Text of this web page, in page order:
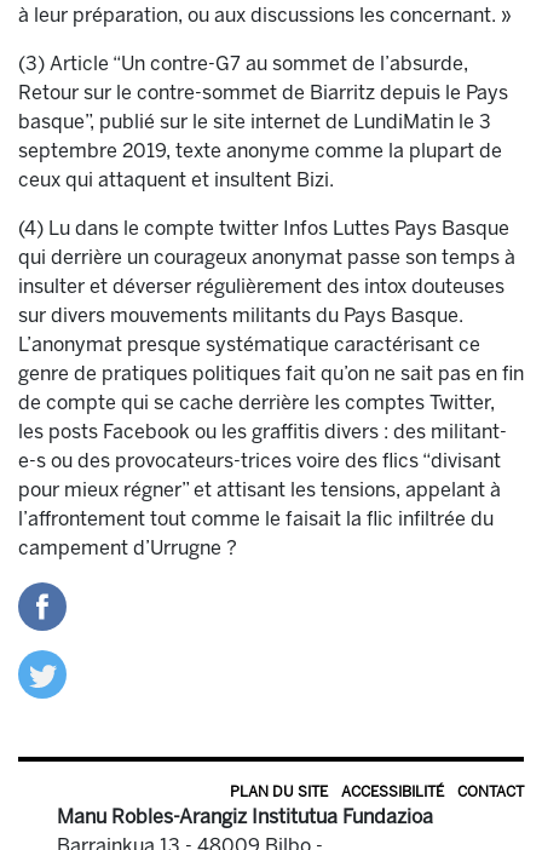
à leur préparation, ou aux discussions les concernant. »
(3) Article “Un contre-G7 au sommet de l’absurde,
Retour sur le contre-sommet de Biarritz depuis le Pays
basque”, publié sur le site internet de LundiMatin le 3
septembre 2019, texte anonyme comme la plupart de
ceux qui attaquent et insultent Bizi.
(4) Lu dans le compte twitter Infos Luttes Pays Basque
qui derrière un courageux anonymat passe son temps à
insulter et déverser régulièrement des intox douteuses
sur divers mouvements militants du Pays Basque.
L’anonymat presque systématique caractérisant ce
genre de pratiques politiques fait qu’on ne sait pas en fin
de compte qui se cache derrière les comptes Twitter,
les posts Facebook ou les graffitis divers : des militant-
e-s ou des provocateurs-trices voire des flics “divisant
pour mieux régner” et attisant les tensions, appelant à
l’affrontement tout comme le faisait la flic infiltrée du
campement d’Urrugne ?
PLAN DU SITE ACCESSIBILITÉ CONTACT
Manu Robles-Arangiz Institutua Fundazioa